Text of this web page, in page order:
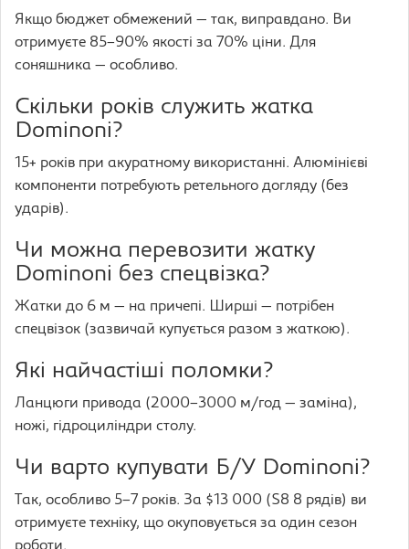
Якщо бюджет обмежений — так, виправдано. Ви
отримуєте 85–90% якості за 70% ціни. Для
соняшника — особливо.
Скільки років служить жатка
Dominoni?
15+ років при акуратному використанні. Алюмінієві
компоненти потребують ретельного догляду (без
ударів).
Чи можна перевозити жатку
Dominoni без спецвізка?
Жатки до 6 м — на причепі. Ширші — потрібен
спецвізок (зазвичай купується разом з жаткою).
Які найчастіші поломки?
Ланцюги привода (2000–3000 м/год — заміна),
ножі, гідроциліндри столу.
Чи варто купувати Б/У Dominoni?
Так, особливо 5–7 років. За $13 000 (S8 8 рядів) ви
отримуєте техніку, що окуповується за один сезон